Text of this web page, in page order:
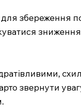
збереження
звернути